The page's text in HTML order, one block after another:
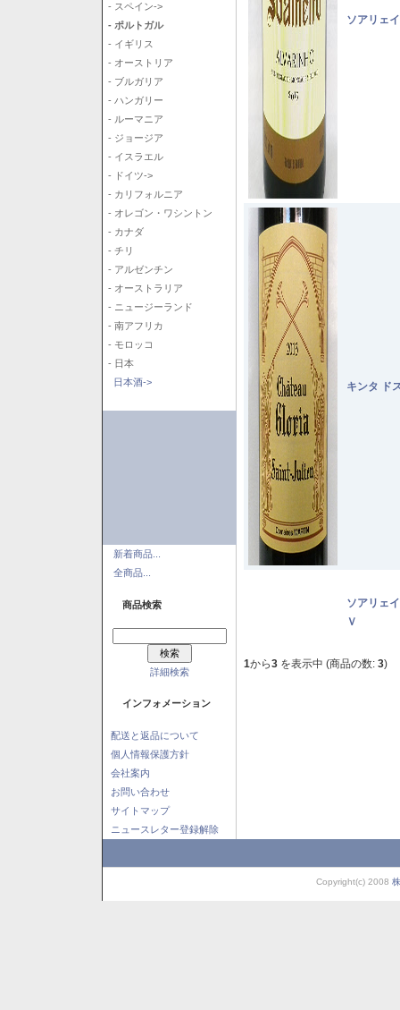
- スペイン->
- ポルトガル
- イギリス
- オーストリア
- ブルガリア
- ハンガリー
- ルーマニア
- ジョージア
- イスラエル
- ドイツ->
- カリフォルニア
- オレゴン・ワシントン
- カナダ
- チリ
- アルゼンチン
- オーストラリア
- ニュージーランド
- 南アフリカ
- モロッコ
- 日本
日本酒->
新着商品...
全商品...
商品検索
詳細検索
インフォメーション
配送と返品について
個人情報保護方針
会社案内
お問い合わせ
サイトマップ
ニュースレター登録解除
ソアリェ
キンタ ド
ソアリェ
Ｖ
1から3 を表示中 (商品の数: 3)
Copyright(c) 2008